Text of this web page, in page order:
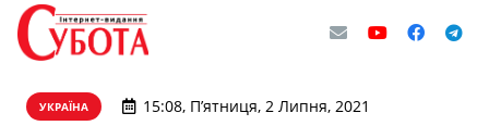
УКРАЇНА 15:08, П’ятниця, 2 Липня, 2021